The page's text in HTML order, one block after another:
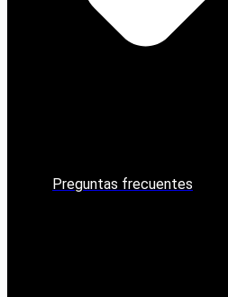
Preguntas frecuentes